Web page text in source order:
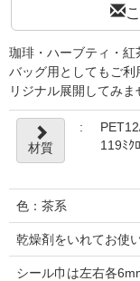
珈琲・ハーブティ・
バッグ用としてもご
リジナル展開してみま
材質
:
119ﾐｸ
色：茶系
乾燥剤をいれてお使
シール巾は左右各